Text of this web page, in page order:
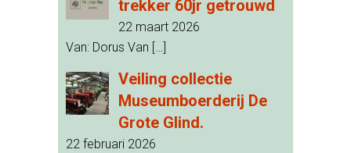
trekker 60jr getrouwd
22 maart 2026
Van: Dorus Van […]
Veiling collectie
Museumboerderij De
Grote Glind.
22 februari 2026